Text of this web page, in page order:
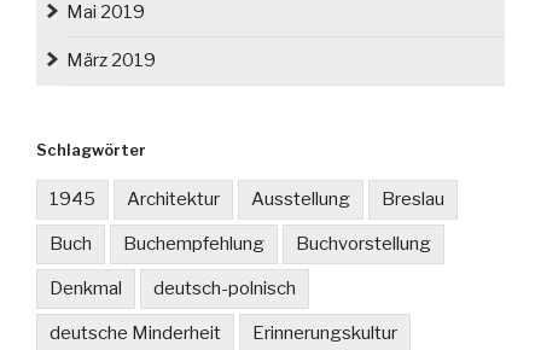
Mai 2019
März 2019
Schlagwörter
1945 Architektur Ausstellung Breslau
Buch Buchempfehlung Buchvorstellung
Denkmal deutsch-polnisch
deutsche Minderheit Erinnerungskultur